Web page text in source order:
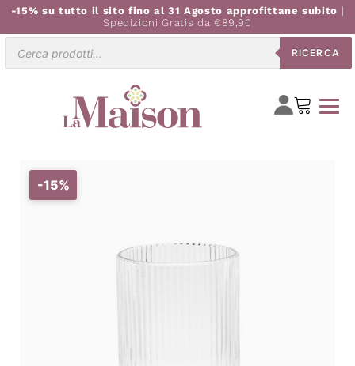
-15% su tutto il sito fino al 31 Agosto approfittane subito |
Spedizioni Gratis da €89,90
RICERCA
-15%